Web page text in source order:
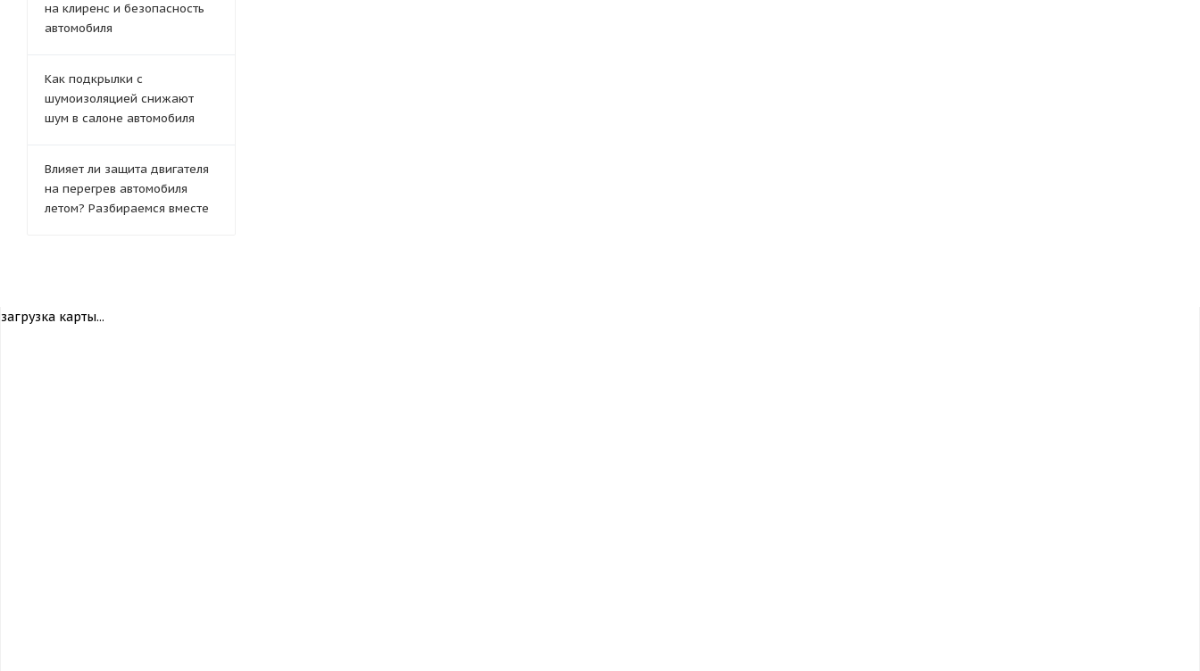
на клиренс и безопасность
автомобиля
Как подкрылки с
шумоизоляцией снижают
шум в салоне автомобиля
Влияет ли защита двигателя
на перегрев автомобиля
летом? Разбираемся вместе
загрузка карты...